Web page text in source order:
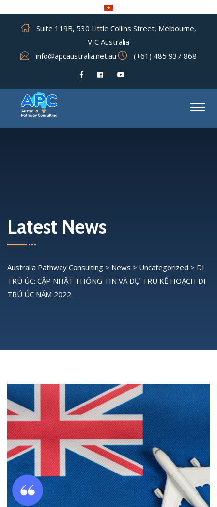
Suite 119B, 530 Little Collins Street, Melbourne,
VIC Australia
info@apcaustralia.net.au
(+61) 485 937 868
Latest News
Australia Pathway Consulting > News > Uncategorized > DI
TRÚ ÚC: CẬP NHẬT THÔNG TIN VÀ DỰ TRÙ KẾ HOẠCH DI
TRÚ ÚC NĂM 2022